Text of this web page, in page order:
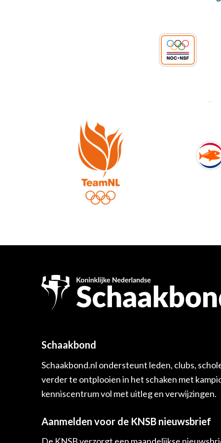
Schaakbond
Schaakbond.nl ondersteunt leden, clubs,
verder te ontplooien in het schaken met
kenniscentrum vol met uitleg en verwijzingen.
Aanmelden voor de KNSB nieuwsbrief